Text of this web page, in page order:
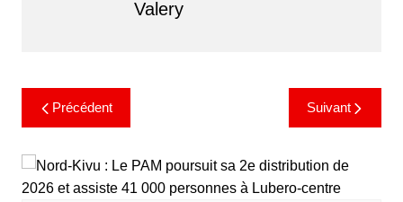
Valery
Précédent Suivant